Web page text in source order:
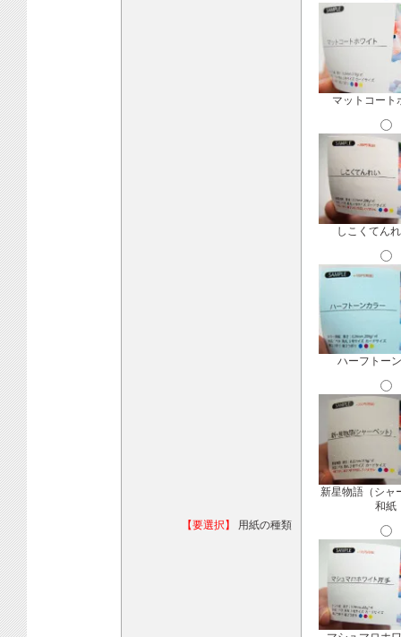
【要選択】 用紙の種類
マットコート
しこくてん
ハーフトー
新星物語（シャ
和紙